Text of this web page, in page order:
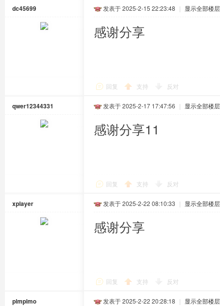
dc45699 发表于 2025-2-15 22:23:48 | 显示全部楼层
感谢分享
回复 支持 反对
qwer12344331 发表于 2025-2-17 17:47:56 | 显示全部楼层
感谢分享11
回复 支持 反对
xplayer 发表于 2025-2-22 08:10:33 | 显示全部楼层
感谢分享
回复 支持 反对
plmplmo 发表于 2025-2-22 20:28:18 | 显示全部楼层